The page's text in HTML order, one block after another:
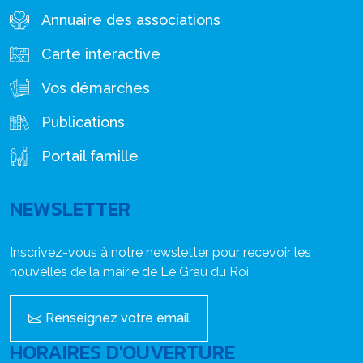
Annuaire des associations
Carte interactive
Vos démarches
Publications
Portail famille
NEWSLETTER
Inscrivez-vous à notre newsletter pour recevoir les
nouvelles de la mairie de Le Grau du Roi
Renseignez votre email
HORAIRES D'OUVERTURE